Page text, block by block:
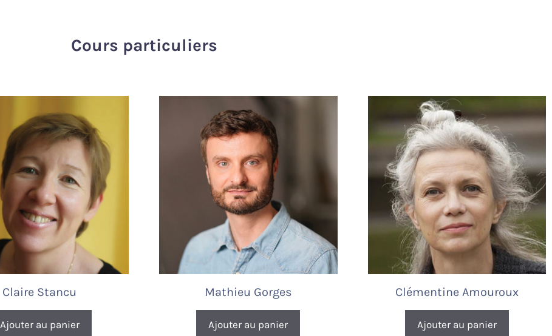
Cours particuliers
Claire Stancu
Ajouter au panier
Mathieu Gorges
Ajouter au panier
Clémentine Amouroux
Ajouter au panier